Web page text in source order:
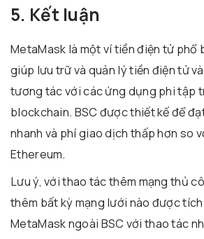
5. Kết luận
MetaMask là một ví tiền điện tử phổ
giúp lưu trữ và quản lý tiền điện tử
tương tác với các ứng dụng phi tập
blockchain. BSC được thiết kế để
nhanh và phí giao dịch thấp hơn so
Ethereum.
Lưu ý, với thao tác thêm mạng thủ
thêm bất kỳ mạng lưới nào được
MetaMask ngoài BSC với thao tác